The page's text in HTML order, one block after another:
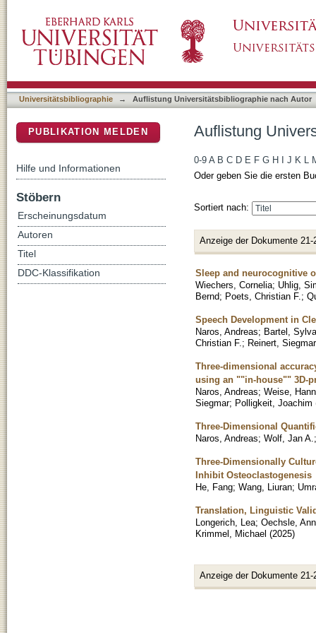
Universitätsbibliographie → Auflistung Universitätsbibliographie nach Autor
Auflistung
0-9 A B C D E F G H J K L
Oder geben Sie die ersten
Sortiert nach:
Anzeige der Dokumente 21-
Sleep and neurocognitive
Wiechers, Cornelia; Uhlig,
Bernd; Poets, Christian F. ;
Speech Development in
Naros, Andreas; Bartel, Sylva
Christian F. ; Reinert, Siegmar
Three-dimensional
using an ""in-house"" 3D-
Naros, Andreas; Weise,
Siegmar; Polligkeit, Joachim
Three-Dimensional
Naros, Andreas; Wolf, Jan A.
Three-Dimensionally
Inhibit Osteoclastogenesis
He, Fang; Wang, Liuran;
Translation, Linguistic
Longerich, Lea; Oechsle,
Krimmel, Michael (2025)
Anzeige der Dokumente 21-
PUBLIKATION MELDEN
Hilfe und Informationen
Stöbern
Erscheinungsdatum
Autoren
Titel
DDC-Klassifikation